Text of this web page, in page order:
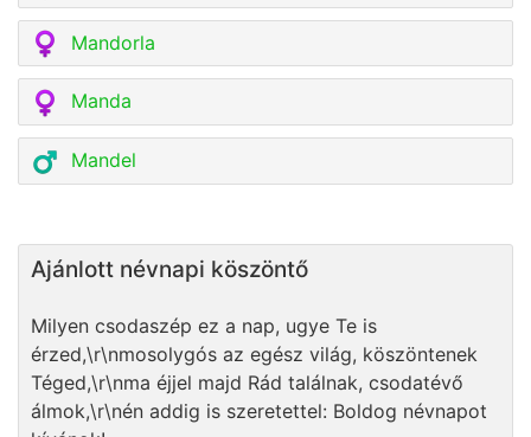
Mandorla
Manda
Mandel
Ajánlott névnapi köszöntő
Milyen csodaszép ez a nap, ugye Te is
érzed,\r\nmosolygós az egész világ, köszöntenek
Téged,\r\nma éjjel majd Rád találnak, csodatévő
álmok,\r\nén addig is szeretettel: Boldog névnapot